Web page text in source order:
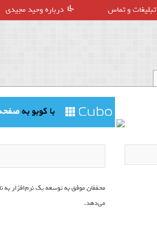
تبلیغات و تماس درباره وحید مجیدی
می‌دهد.